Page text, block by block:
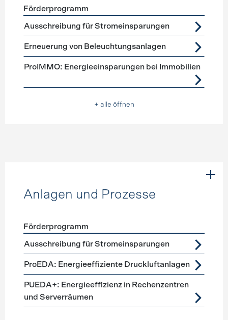
Förderprogramme Beleuchtung
Förderprogramm
Ausschreibung für Stromeinsparungen
Erneuerung von Beleuchtungsanlagen
ProIMMO: Energieeinsparungen bei Immobilien
+ alle öffnen
Anlagen und Prozesse
Förderprogramme Anlagen und Prozesse
Förderprogramm
Ausschreibung für Stromeinsparungen
ProEDA: Energieeffiziente Druckluftanlagen
PUEDA+: Energieeffizienz in Rechenzentren
und Serverräumen